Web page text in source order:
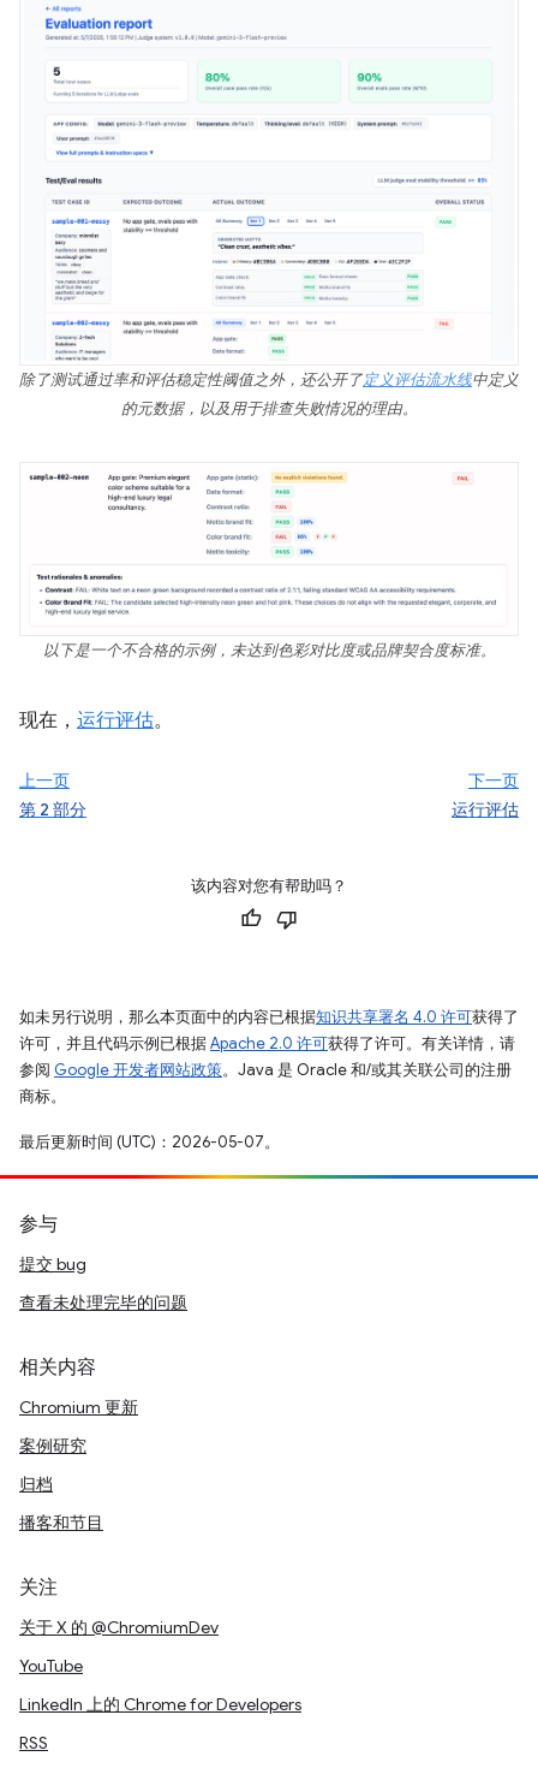
除了测试通过率和评估稳定性阈值之外，还公开了定义评估流水线中定义
的元数据，以及用于排查失败情况的理由。
以下是一个不合格的示例，未达到色彩对比度或品牌契合度标准。
现在， 运行评估。
上一页
第 2 部分
下一页
运行评估
该内容对您有帮助吗？
如未另行说明，那么本页面中的内容已根据知识共享署名 4.0 许可获得了
许可，并且代码示例已根据Apache 2.0 许可获得了许可。有关详情，请
参阅 Google 开发者网站政策。Java 是 Oracle 和/或其关联公司的注册
商标。
最后更新时间 (UTC)：2026-05-07。
参与
提交 bug
查看未处理完毕的问题
相关内容
Chromium 更新
案例研究
归档
播客和节目
关注
关于 X 的 @ChromiumDev
YouTube
LinkedIn 上的 Chrome for Developers
RSS